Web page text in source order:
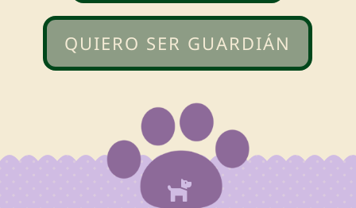
QUIERO SER GUARDIÁN
